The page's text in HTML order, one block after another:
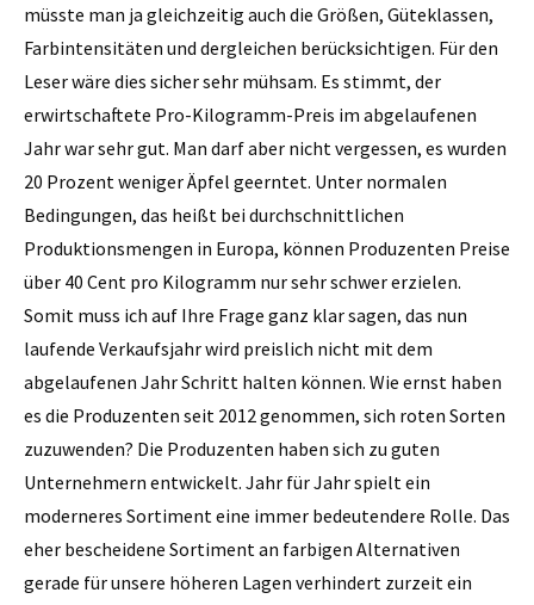
müsste man ja gleichzeitig auch die Größen, Güteklassen,
Farbintensitäten und dergleichen berücksichtigen. Für den
Leser wäre dies sicher sehr mühsam. Es stimmt, der
erwirtschaftete Pro-Kilogramm-Preis im abgelaufenen
Jahr war sehr gut. Man darf aber nicht vergessen, es wurden
20 Prozent weniger Äpfel geerntet. Unter normalen
Bedingungen, das heißt bei durchschnittlichen
Produktionsmengen in Europa, können Produzenten Preise
über 40 Cent pro Kilogramm nur sehr schwer erzielen.
Somit muss ich auf Ihre Frage ganz klar sagen, das nun
laufende Verkaufsjahr wird preislich nicht mit dem
abgelaufenen Jahr Schritt halten können. Wie ernst haben
es die Produzenten seit 2012 genommen, sich roten Sorten
zuzuwenden? Die Produzenten haben sich zu guten
Unternehmern entwickelt. Jahr für Jahr spielt ein
moderneres Sortiment eine immer bedeutendere Rolle. Das
eher bescheidene Sortiment an farbigen Alternativen
gerade für unsere höheren Lagen verhindert zurzeit ein